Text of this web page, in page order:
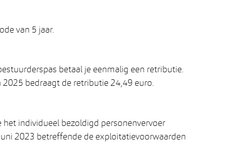
van 5 jaar.
betaal je eenmalig een retributie.
2025 bedraagt de retributie 24,49 euro.
individueel bezoldigd personenvervoer
2023 betreffende de exploitatievoorwaarden